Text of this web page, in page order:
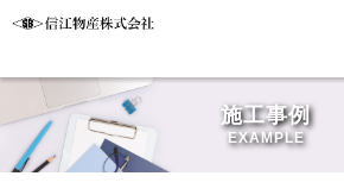
施工事例
EXAMPLE